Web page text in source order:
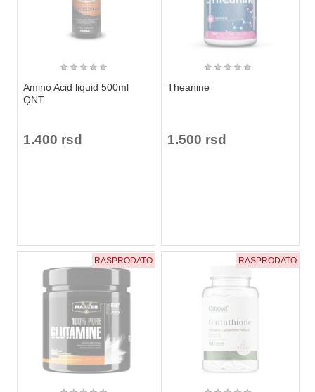
★ ★ ★ ★ ★
Amino Acid liquid 500ml
QNT
1.400 rsd
★ ★ ★ ★ ★
Theanine
1.500 rsd
RASPRODATO RASPRODATO